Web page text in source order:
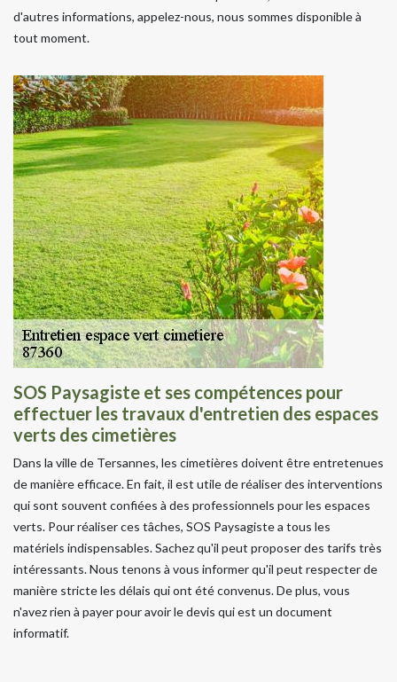
d'autres informations, appelez-nous, nous sommes disponible à
tout moment.
SOS Paysagiste et ses compétences pour
effectuer les travaux d'entretien des espaces
verts des cimetières
Dans la ville de Tersannes, les cimetières doivent être entretenues
de manière efficace. En fait, il est utile de réaliser des interventions
qui sont souvent confiées à des professionnels pour les espaces
verts. Pour réaliser ces tâches, SOS Paysagiste a tous les
matériels indispensables. Sachez qu'il peut proposer des tarifs très
intéressants. Nous tenons à vous informer qu'il peut respecter de
manière stricte les délais qui ont été convenus. De plus, vous
n'avez rien à payer pour avoir le devis qui est un document
informatif.